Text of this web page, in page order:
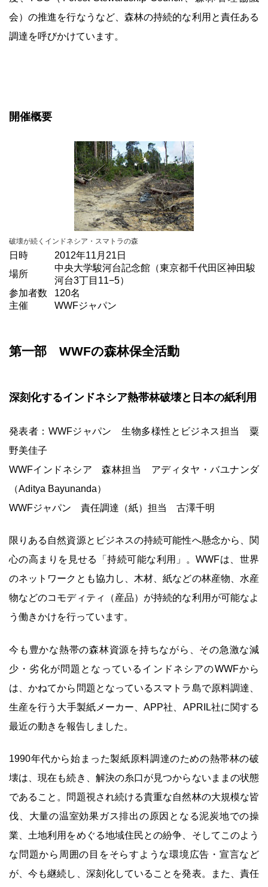
会）の推進を行なうなど、森林の持続的な利用と責任ある
調達を呼びかけています。
開催概要
破壊が続くインドネシア・スマトラの森
日時
2012年11月21日
場所
中央大学駿河台記念館（東京都千代田区神田駿
河台3丁目11−5）
参加者数
120名
主催
WWFジャパン
第一部 WWFの森林保全活動
深刻化するインドネシア熱帯林破壊と日本の紙利用
発表者：WWFジャパン 生物多様性とビジネス担当 粟
野美佳子
WWFインドネシア 森林担当 アディタヤ・バユナンダ
（Aditya Bayunanda）
WWFジャパン 責任調達（紙）担当 古澤千明
限りある自然資源とビジネスの持続可能性へ懸念から、関
心の高まりを見せる「持続可能な利用」。WWFは、世界
のネットワークとも協力し、木材、紙などの林産物、水産
物などのコモディティ（産品）が持続的な利用が可能なよ
う働きかけを行っています。
今も豊かな熱帯の森林資源を持ちながら、その急激な減
少・劣化が問題となっているインドネシアのWWFから
は、かねてから問題となっているスマトラ島で原料調達、
生産を行う大手製紙メーカー、APP社、APRIL社に関する
最近の動きを報告しました。
1990年代から始まった製紙原料調達のための熱帯林の破
壊は、現在も続き、解決の糸口が見つからないままの状態
であること。問題視され続ける貴重な自然林の大規模な皆
伐、大量の温室効果ガス排出の原因となる泥炭地での操
業、土地利用をめぐる地域住民との紛争、そしてこのよう
な問題から周囲の目をそらすような環境広告・宣言など
が、今も継続し、深刻化していることを発表。また、責任